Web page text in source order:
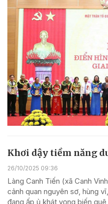
Khơi dậy tiềm năng
26/10/2025 09:36
Làng Canh Tiến (xã Canh
cảnh quan nguyên sơ, hùng
đang ấp ủ khát vọng biến